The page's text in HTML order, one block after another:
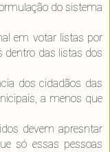
do sistema
em votar listas por
dentro das listas dos
dos cidadãos das
a menos que
devem apresntar
só essas pessoas